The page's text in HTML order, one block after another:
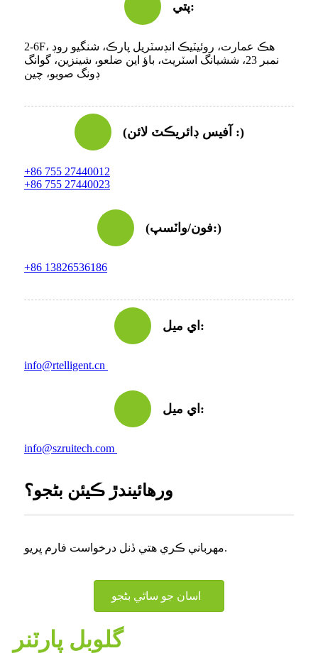
پتي:
2-6F، هڪ عمارت، روئيٽيڪ انڊسٽريل پارڪ، شنگيو روڊ
نمبر 23، ششيانگ اسٽريٽ، باؤ اين ضلعو، شينزين، گوانگ
ڊونگ صوبو، چين
(آفيس ڊائريڪٽ لائن :)
+86 755 27440012
+86 755 27440023
(فون/واٽسپ:)
+86 13826536186
اي ميل:
info@rtelligent.cn
اي ميل:
info@szruitech.com
ورهائيندڙ ڪيئن بڻجو؟
مھرباني ڪري هتي ڏنل درخواست فارم ڀريو.
اسان جو ساٿي بڻجو
گلوبل پارٽنر